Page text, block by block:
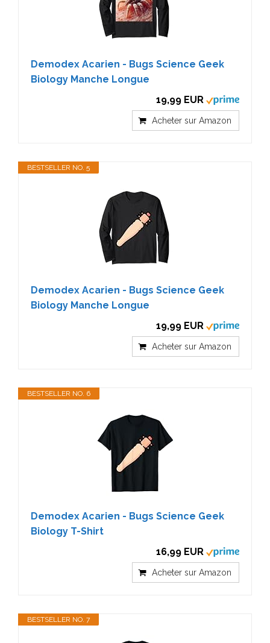
Demodex Acarien - Bugs Science Geek
Biology Manche Longue
19,99 EUR
Acheter sur Amazon
BESTSELLER NO. 5
Demodex Acarien - Bugs Science Geek
Biology Manche Longue
19,99 EUR
Acheter sur Amazon
BESTSELLER NO. 6
Demodex Acarien - Bugs Science Geek
Biology T-Shirt
16,99 EUR
Acheter sur Amazon
BESTSELLER NO. 7